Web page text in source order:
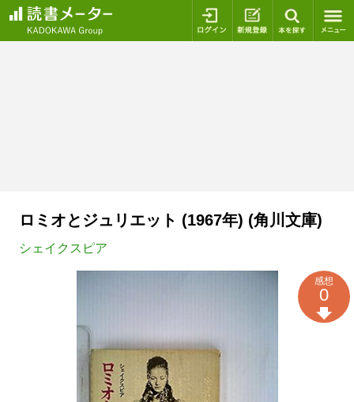
ログイン 新規登録
ロミオとジュリエット (1967年) (角川文庫)
シェイクスピア
感想
0